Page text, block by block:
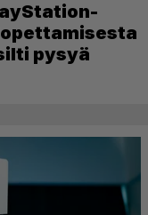
pysyä